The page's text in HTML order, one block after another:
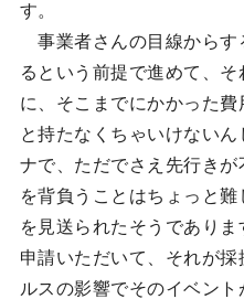
す。
事業者さんの目線からす
るという前提で進めて、
に、そこまでにかかった
と持たなくちゃいけない
ナで、ただでさえ先行き
を背負うことはちょっと
を見送られたそうであり
申請いただいて、それが
ルスの影響でそのイベン